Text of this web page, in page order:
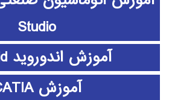
Studio
آموزش اندوروید android
آموزش CATIA